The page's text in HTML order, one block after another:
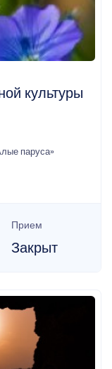
культуры
паруса»
Прием
Закрыт